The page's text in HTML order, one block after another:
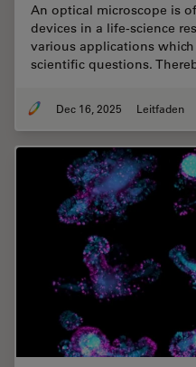
An optical microscope is
devices in a life-science
various applications
scientific questions.
Dec 16, 2025 Leitfaden